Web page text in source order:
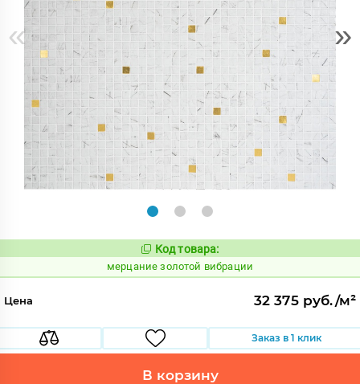
« »
Код:
972885
Код товара:
мерцание золотой вибрации
Цена 32 375 руб./м²
Заказ в 1 клик
В корзину